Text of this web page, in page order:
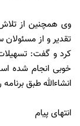
وی همچنین از
تقدیر و از
کرد و گفت:
خوبی انجام شده
انشاءالله طبق
انتهای پیام